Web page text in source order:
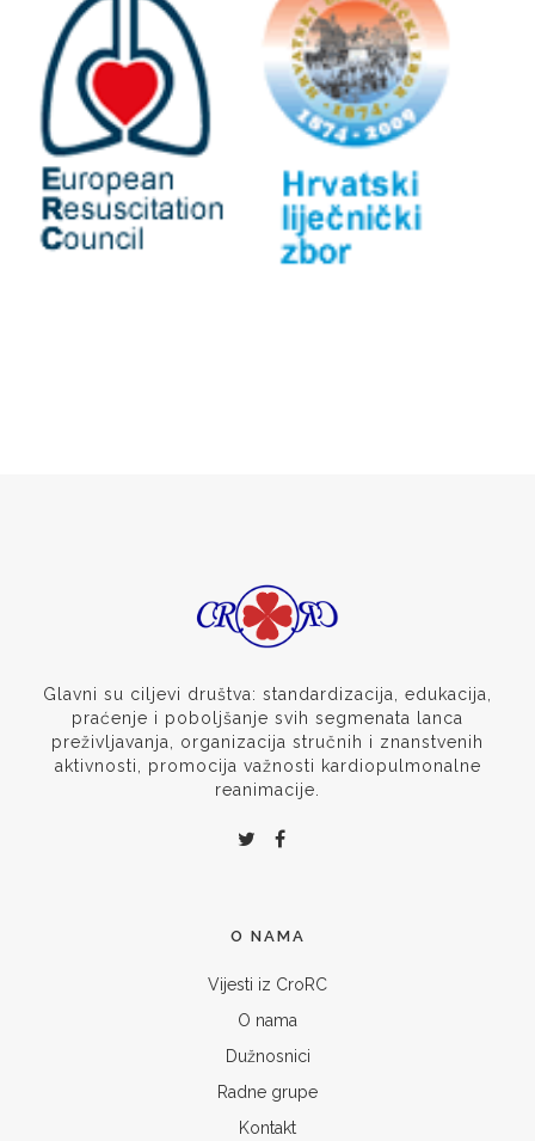
Glavni su ciljevi društva: standardizacija, edukacija,
praćenje i poboljšanje svih segmenata lanca
preživljavanja, organizacija stručnih i znanstvenih
aktivnosti, promocija važnosti kardiopulmonalne
reanimacije.
O NAMA
Vijesti iz CroRC
O nama
Dužnosnici
Radne grupe
Kontakt